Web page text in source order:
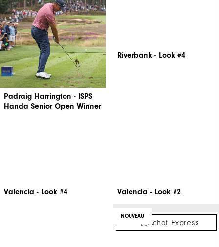
Seabrook - Look #3